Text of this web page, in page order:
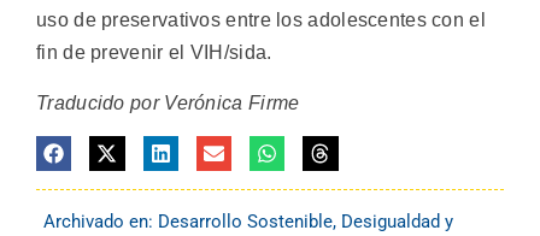
uso de preservativos entre los adolescentes con el
fin de prevenir el VIH/sida.
Traducido por Verónica Firme
Archivado en: Desarrollo Sostenible, Desigualdad y